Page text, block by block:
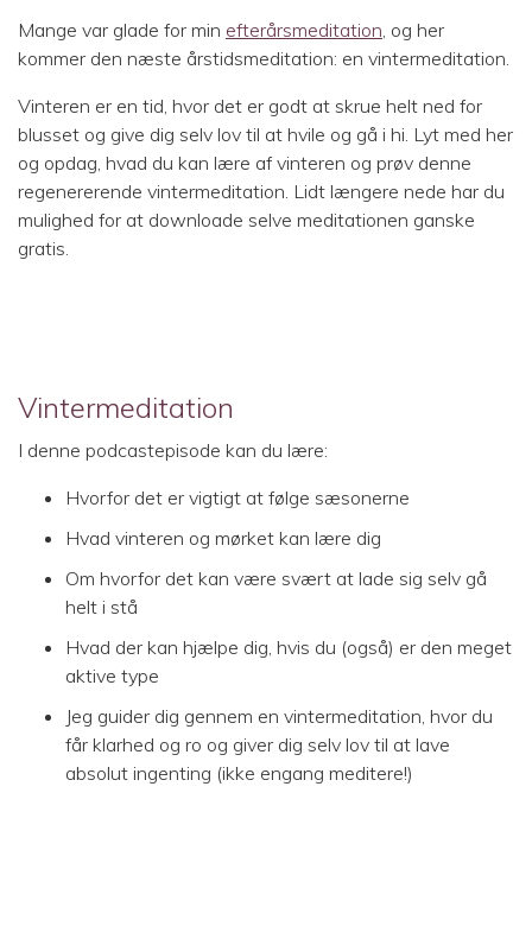
Mange var glade for min efterårsmeditation, og her
kommer den næste årstidsmeditation: en vintermeditation.
Vinteren er en tid, hvor det er godt at skrue helt ned for
blusset og give dig selv lov til at hvile og gå i hi. Lyt med her
og opdag, hvad du kan lære af vinteren og prøv denne
regenererende vintermeditation. Lidt længere nede har du
mulighed for at downloade selve meditationen ganske
gratis.
Vintermeditation
I denne podcastepisode kan du lære:
Hvorfor det er vigtigt at følge sæsonerne
Hvad vinteren og mørket kan lære dig
Om hvorfor det kan være svært at lade sig selv gå
helt i stå
Hvad der kan hjælpe dig, hvis du (også) er den meget
aktive type
Jeg guider dig gennem en vintermeditation, hvor du
får klarhed og ro og giver dig selv lov til at lave
absolut ingenting (ikke engang meditere!)